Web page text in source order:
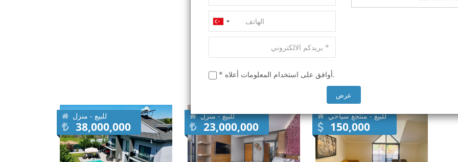
للبيع - منزل
38,000,000
للبيع - منزل
23,000,000
للبيع - منتجع سياحي
150,000
* أوافق على استخدام المعلومات أعلاه.
عرض